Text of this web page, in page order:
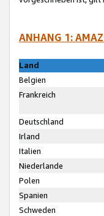
ANHANG 1:
Land
Belgien
Frankreich
Deutschland
Irland
Italien
Niederlande
Polen
Spanien
Schweden